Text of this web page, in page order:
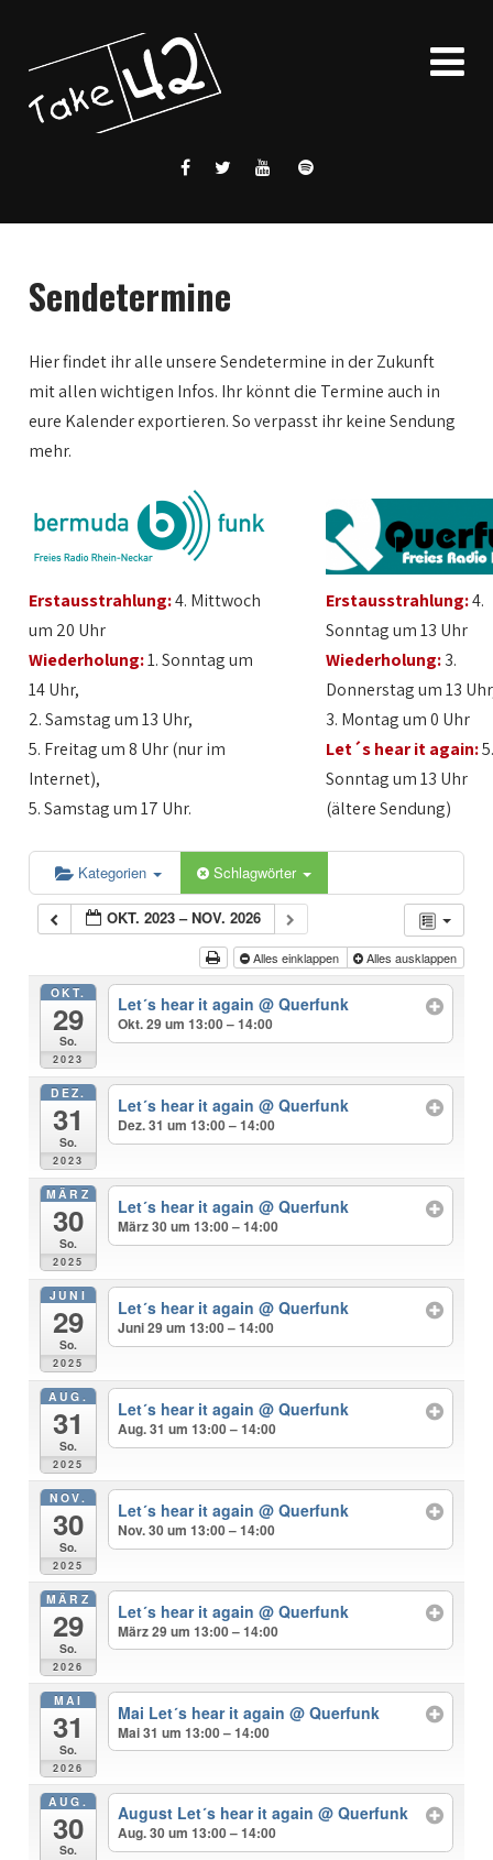
Sendetermine
Hier findet ihr alle unsere Sendetermine in der Zukunft
mit allen wichtigen Infos. Ihr könnt die Termine auch in
eure Kalender exportieren. So verpasst ihr keine Sendung
mehr.
Erstausstrahlung:4. Mittwoch
um 20 Uhr
Wiederholung:1. Sonntag um
14 Uhr,
2. Samstag um 13 Uhr,
5. Freitag um 8 Uhr (nur im
Internet),
5. Samstag um 17 Uhr.
Erstausstrahlung:4.
Sonntag um 13 Uhr
Wiederholung:3.
Donnerstag um 13
3. Montag um 0 Uhr
Let´s hear it again:
Sonntag um 13 Uhr
(ältere Sendung)
Kategorien Schlagwörter
OKT. 2023 – NOV. 2026
Alles einklappen Alles ausklappen
OKT.
29
So.
2023
Let´s hear it again @ Querfunk
Okt. 29 um 13:00 – 14:00
DEZ.
31
So.
2023
Let´s hear it again @ Querfunk
Dez. 31 um 13:00 – 14:00
MÄRZ
30
So.
2025
Let´s hear it again @ Querfunk
März 30 um 13:00 – 14:00
JUNI
29
So.
2025
Let´s hear it again @ Querfunk
Juni 29 um 13:00 – 14:00
AUG.
31
So.
2025
Let´s hear it again @ Querfunk
Aug. 31 um 13:00 – 14:00
NOV.
30
So.
2025
Let´s hear it again @ Querfunk
Nov. 30 um 13:00 – 14:00
MÄRZ
29
So.
2026
Let´s hear it again @ Querfunk
März 29 um 13:00 – 14:00
MAI
31
So.
2026
Mai Let´s hear it again @ Querfunk
Mai 31 um 13:00 – 14:00
AUG.
30
So.
August Let´s hear it again @ Querfunk
Aug. 30 um 13:00 – 14:00